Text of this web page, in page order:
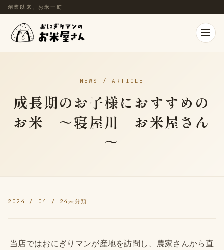
創業以来、お米一筋
NEWS / ARTICLE
成長期のお子様におすすめの
お米 ～寝屋川 お米屋さん
～
2024 / 04 / 24未分類
当店ではおにぎりマンが産地を訪問し、農家さんから直